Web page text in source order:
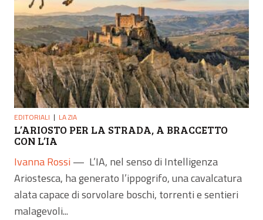
EDITORIALI LA ZIA
L’ARIOSTO PER LA STRADA, A BRACCETTO
CON L’IA
Ivanna Rossi — L’IA, nel senso di Intelligenza
Ariostesca, ha generato l’ippogrifo, una cavalcatura
alata capace di sorvolare boschi, torrenti e sentieri
malagevoli...